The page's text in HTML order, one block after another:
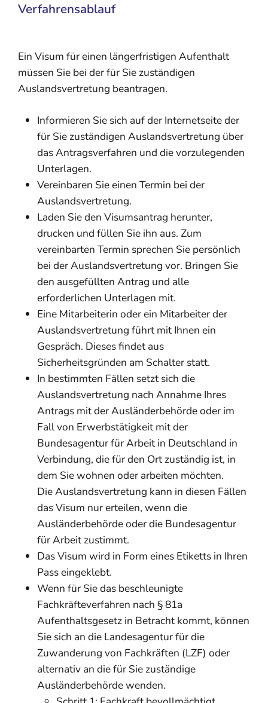
Verfahrensablauf
Ein Visum für einen längerfristigen Aufenthalt
müssen Sie bei der für Sie zuständigen
Auslandsvertretung beantragen.
Informieren Sie sich auf der Internetseite der
für Sie zuständigen Auslandsvertretung über
das Antragsverfahren und die vorzulegenden
Unterlagen.
Vereinbaren Sie einen Termin bei der
Auslandsvertretung.
Laden Sie den Visumsantrag herunter,
drucken und füllen Sie ihn aus. Zum
vereinbarten Termin sprechen Sie persönlich
bei der Auslandsvertretung vor. Bringen Sie
den ausgefüllten Antrag und alle
erforderlichen Unterlagen mit.
Eine Mitarbeiterin oder ein Mitarbeiter der
Auslandsvertretung führt mit Ihnen ein
Gespräch. Dieses findet aus
Sicherheitsgründen am Schalter statt.
In bestimmten Fällen setzt sich die
Auslandsvertretung nach Annahme Ihres
Antrags mit der Ausländerbehörde oder im
Fall von Erwerbstätigkeit mit der
Bundesagentur für Arbeit in Deutschland in
Verbindung, die für den Ort zuständig ist, in
dem Sie wohnen oder arbeiten möchten.
Die Auslandsvertretung kann in diesen Fällen
das Visum nur erteilen, wenn die
Ausländerbehörde oder die Bundesagentur
für Arbeit zustimmt.
Das Visum wird in Form eines Etiketts in Ihren
Pass eingeklebt.
Wenn für Sie das beschleunigte
Fachkräfteverfahren nach § 81a
Aufenthaltsgesetz in Betracht kommt, können
Sie sich an die Landesagentur für die
Zuwanderung von Fachkräften (LZF) oder
alternativ an die für Sie zuständige
Ausländerbehörde wenden.